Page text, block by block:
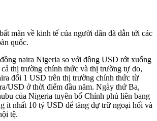
mãn về kinh tế của người dân đã dẫn tới các
quốc.
naira Nigeria so với đồng USD rớt xuống
thị trường chính thức và thị trường tự do,
đổi 1 USD trên thị trường chính thức từ
USD ở thời điểm đầu năm. Ngày thứ Ba,
của Nigeria tuyên bố Chính phủ liên bang
ít nhất 10 tỷ USD để tăng dự trữ ngoại hối và
tệ.